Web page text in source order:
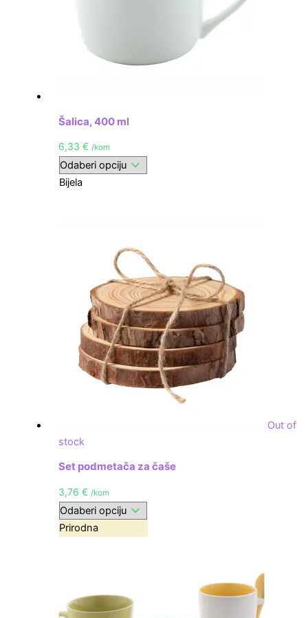
Šalica, 400 ml
6,33€ /kom
Bijela
Out of
stock
Set podmetača za čaše
3,76€ /kom
Prirodna